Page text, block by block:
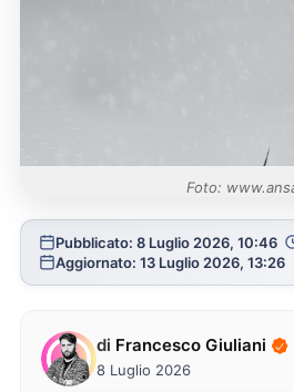
Foto:
Pubblicato: 8 Luglio 2026, 10:46
Aggiornato: 13 Luglio 2026, 13:26
di Francesco Giuliani
8 Luglio 2026